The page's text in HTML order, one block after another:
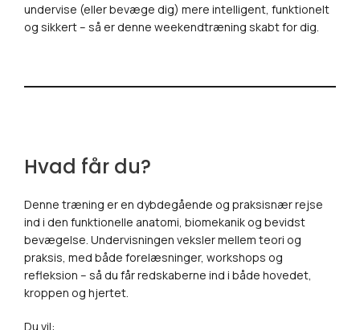
undervise (eller bevæge dig) mere intelligent, funktionelt
og sikkert – så er denne weekendtræning skabt for dig.
Hvad får du?
Denne træning er en dybdegående og praksisnær rejse
ind i den funktionelle anatomi, biomekanik og bevidst
bevægelse. Undervisningen veksler mellem teori og
praksis, med både forelæsninger, workshops og
refleksion – så du får redskaberne ind i både hovedet,
kroppen og hjertet.
Du vil: